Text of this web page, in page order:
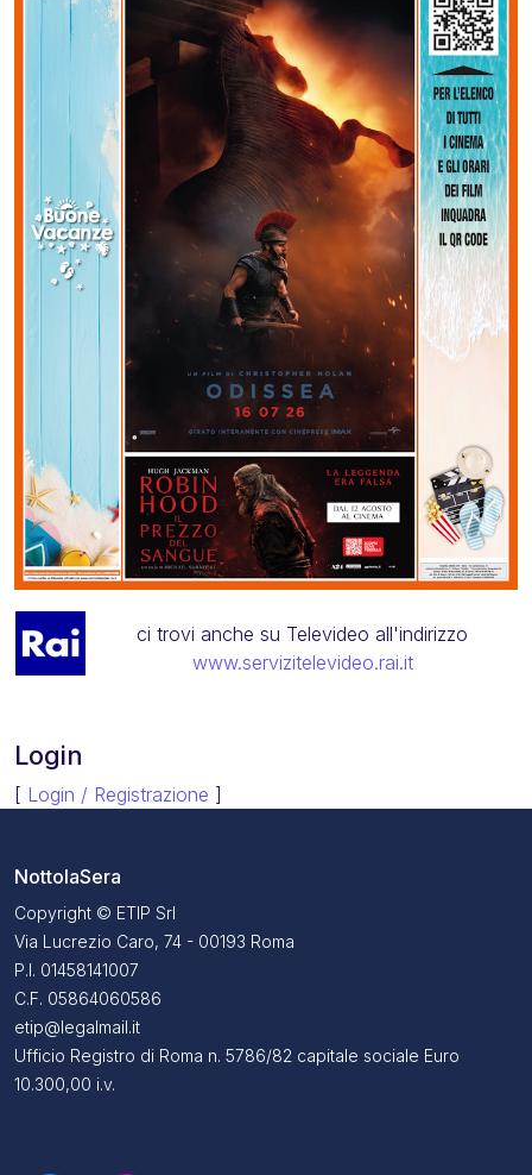
ci trovi anche su Televideo all'indirizzo
www.servizitelevideo.rai.it
Login
[ Login / Registrazione ]
NottolaSera
Copyright © ETIP Srl
Via Lucrezio Caro, 74 - 00193 Roma
P.I. 01458141007
C.F. 05864060586
etip@legalmail.it
Ufficio Registro di Roma n. 5786/82 capitale sociale Euro
10.300,00 i.v.